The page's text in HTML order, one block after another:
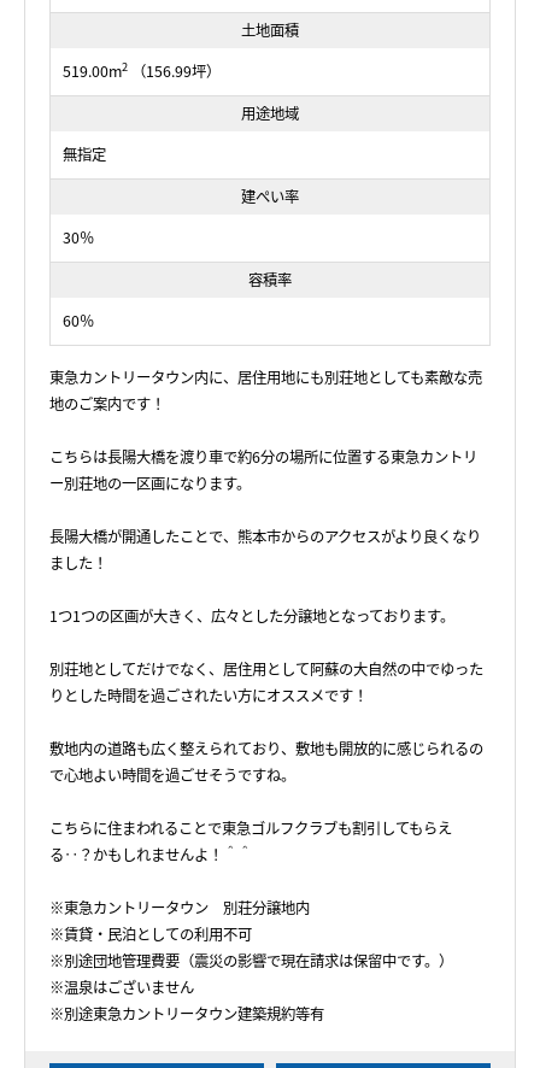
土地面積
519.00m2
（156.99坪）
用途地域
無指定
建ぺい率
30％
容積率
60％
東急カントリータウン内に、居住用地にも別荘地としても素敵な売
地のご案内です！
こちらは長陽大橋を渡り車で約6分の場所に位置する東急カントリ
ー別荘地の一区画になります。
長陽大橋が開通したことで、熊本市からのアクセスがより良くなり
ました！
1つ1つの区画が大きく、広々とした分譲地となっております。
別荘地としてだけでなく、居住用として阿蘇の大自然の中でゆった
りとした時間を過ごされたい方にオススメです！
敷地内の道路も広く整えられており、敷地も開放的に感じられるの
で心地よい時間を過ごせそうですね。
こちらに住まわれることで東急ゴルフクラブも割引してもらえ
る‥？かもしれませんよ！＾＾
※東急カントリータウン 別荘分譲地内
※賃貸・民泊としての利用不可
※別途団地管理費要（震災の影響で現在請求は保留中です。）
※温泉はございません
※別途東急カントリータウン建築規約等有